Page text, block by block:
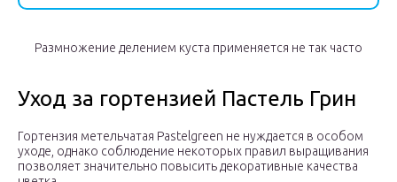
Размножение делением куста применяется не так часто
Уход за гортензией Пастель Грин
Гортензия метельчатая Pastelgreen не нуждается в особом
уходе, однако соблюдение некоторых правил выращивания
позволяет значительно повысить декоративные качества